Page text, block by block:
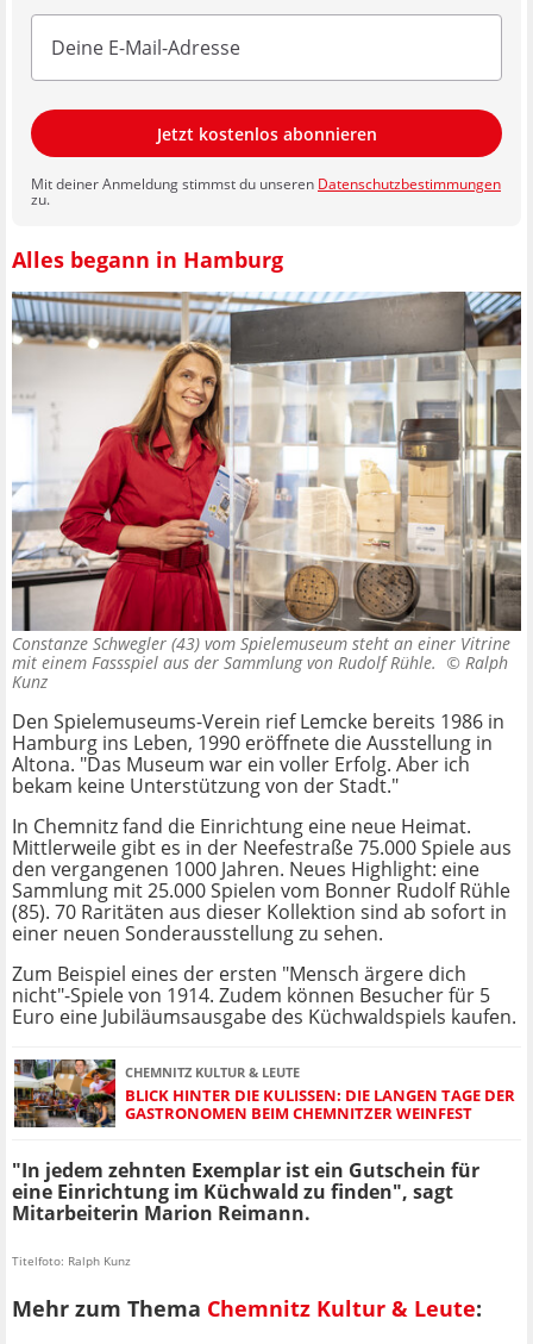
Jetzt kostenlos abonnieren
Mit deiner Anmeldung stimmst du unseren Datenschutzbestimmungen
zu.
Alles begann in Hamburg
Constanze Schwegler (43) vom Spielemuseum steht an einer Vitrine
mit einem Fassspiel aus der Sammlung von Rudolf Rühle. © Ralph
Kunz
Den Spielemuseums-Verein rief Lemcke bereits 1986 in
Hamburg ins Leben, 1990 eröffnete die Ausstellung in
Altona. "Das Museum war ein voller Erfolg. Aber ich
bekam keine Unterstützung von der Stadt."
In Chemnitz fand die Einrichtung eine neue Heimat.
Mittlerweile gibt es in der Neefestraße 75.000 Spiele aus
den vergangenen 1000 Jahren. Neues Highlight: eine
Sammlung mit 25.000 Spielen vom Bonner Rudolf Rühle
(85). 70 Raritäten aus dieser Kollektion sind ab sofort in
einer neuen Sonderausstellung zu sehen.
Zum Beispiel eines der ersten "Mensch ärgere dich
nicht"-Spiele von 1914. Zudem können Besucher für 5
Euro eine Jubiläumsausgabe des Küchwaldspiels kaufen.
CHEMNITZ KULTUR & LEUTE
BLICK HINTER DIE KULISSEN: DIE LANGEN TAGE DER
GASTRONOMEN BEIM CHEMNITZER WEINFEST
"In jedem zehnten Exemplar ist ein Gutschein für
eine Einrichtung im Küchwald zu finden", sagt
Mitarbeiterin Marion Reimann.
Titelfoto: Ralph Kunz
Mehr zum Thema Chemnitz Kultur & Leute: